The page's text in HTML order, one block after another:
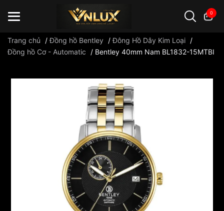
0
Trang chủ /Đồng hồ Bentley /Đông Hồ Dây Kim Loại /
Đồng hồ Cơ - Automatic
/ Bentley 40mm Nam BL1832-15MTBI